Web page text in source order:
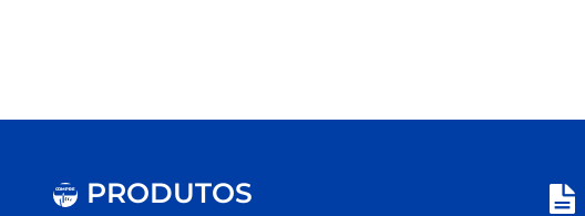
COMPRE
PRODUTOS